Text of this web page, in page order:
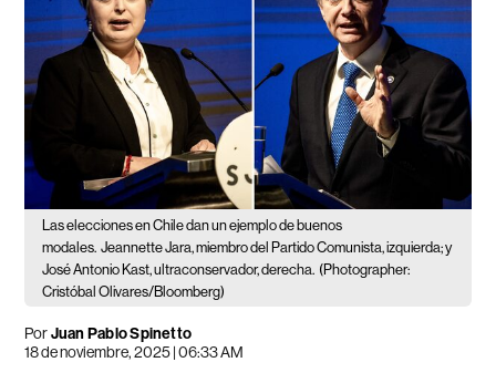
Las elecciones en Chile dan un ejemplo de buenos
modales. Jeannette Jara, miembro del Partido Comunista, izquierda; y
José Antonio Kast, ultraconservador, derecha. (Photographer:
Cristóbal Olivares/Bloomberg)
PorJuan Pablo Spinetto
18 de noviembre, 2025 | 06:33 AM